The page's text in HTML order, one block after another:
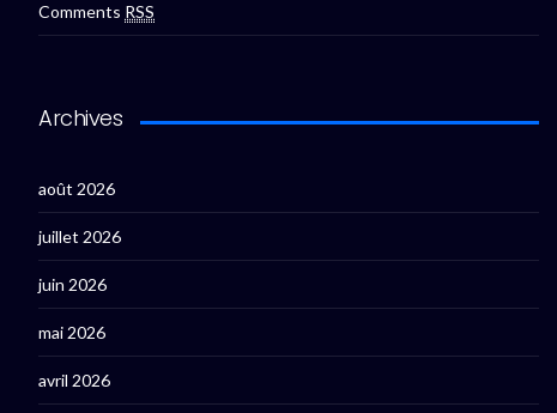
Comments RSS
Archives
août 2026
juillet 2026
juin 2026
mai 2026
avril 2026